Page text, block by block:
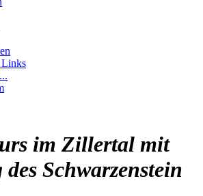
im Zillertal mit
Schwarzenstein